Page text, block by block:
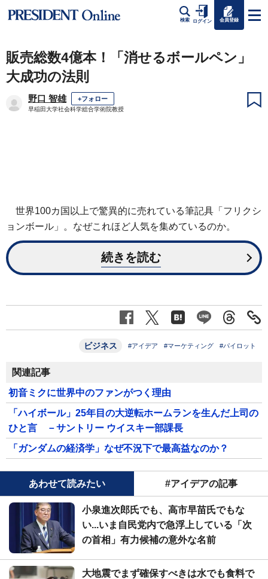
検索 ログイン 会員登録
販売総数4億本！「消せるボールペン」
大成功の法則
野口 智雄 +フォロー
早稲田大学社会科学総合学術院教授
世界100カ国以上で驚異的に売れている筆記具「フリクシ
ョンボール」。なぜこれほど人気を集めているのか。
続きを読む
ビジネス #アイデア #マーケティング #パイロット
関連記事
初音ミクに世界中のファンがつく理由
「ハイボール」25年目の大逆転ホームランを生んだ上司の
ひと言 －サントリー ウイスキー部課長
「ガンダムの経済学」なぜ不況下で最高益なのか？
あわせて読みたい #アイデアの記事
小泉進次郎氏でも、高市早苗氏でもな
い...いま自民党内で急浮上している「次
の首相」有力候補の意外な名前
大地震でまず確保すべきは水でも食料で